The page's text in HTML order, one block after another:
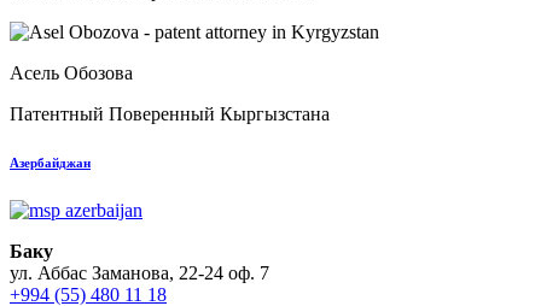
Асель Обозова
Патентный Поверенный Кыргызстана
Азербайджан
Баку
ул. Аббас Заманова, 22-24 оф. 7
+994 (55) 480 11 18